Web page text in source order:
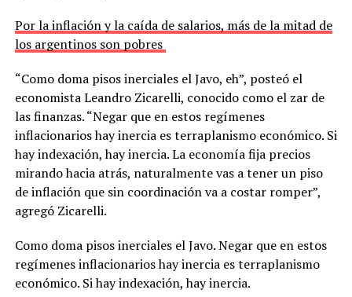
Por la inflación y la caída de salarios, más de la mitad de
los argentinos son pobres
“Como doma pisos inerciales el Javo, eh”, posteó el
economista Leandro Zicarelli, conocido como el zar de
las finanzas. “Negar que en estos regímenes
inflacionarios hay inercia es terraplanismo económico. Si
hay indexación, hay inercia. La economía fija precios
mirando hacia atrás, naturalmente vas a tener un piso
de inflación que sin coordinación va a costar romper”,
agregó Zicarelli.
Como doma pisos inerciales el Javo. Negar que en estos
regímenes inflacionarios hay inercia es terraplanismo
económico. Si hay indexación, hay inercia.